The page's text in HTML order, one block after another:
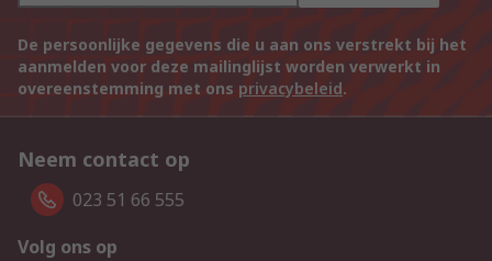
De persoonlijke gegevens die u aan ons verstrekt bij het
aanmelden voor deze mailinglijst worden verwerkt in
overeenstemming met ons privacybeleid.
Neem contact op
023 51 66 555
Volg ons op